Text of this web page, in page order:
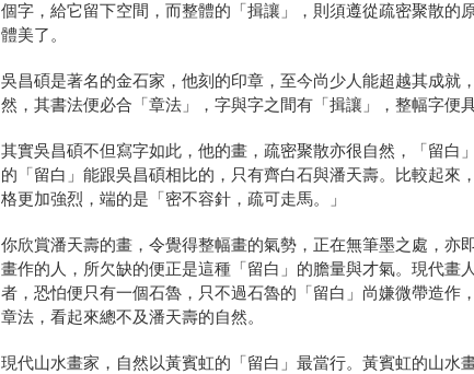
個字，給它留下空間，而整體的「揖讓」，則須遵從疏密聚散的
體美了。
吳昌碩是著名的金石家，他刻的印章，至今尚少人能超越其成就
然，其書法便必合「章法」，字與字之間有「揖讓」，整幅字便具
其實吳昌碩不但寫字如此，他的畫，疏密聚散亦很自然，「留白
的「留白」能跟吳昌碩相比的，只有齊白石與潘天壽。比較起來
格更加強烈，端的是「密不容針，疏可走馬。」
你欣賞潘天壽的畫，令覺得整幅畫的氣勢，正在無筆墨之處，亦
畫作的人，所欠缺的便正是這種「留白」的膽量與才氣。現代畫
者，恐怕便只有一個石魯，只不過石魯的「留白」尚嫌微帶造作
章法，看起來總不及潘天壽的自然。
現代山水畫家，自然以黃賓虹的「留白」最當行。黃賓虹的山水